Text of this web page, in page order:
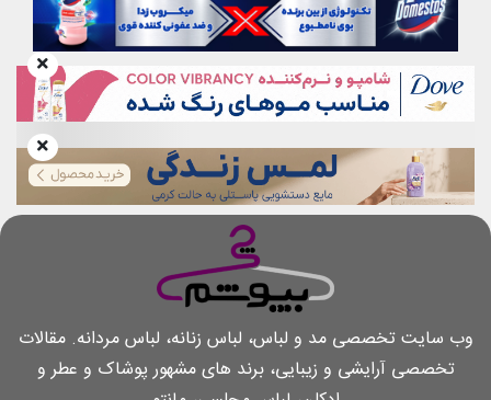
وب سایت تخصصی مد و لباس، لباس زنانه، لباس مردانه. مقالات
تخصصی آرایشی و زیبایی، برند های مشهور پوشاک و عطر و